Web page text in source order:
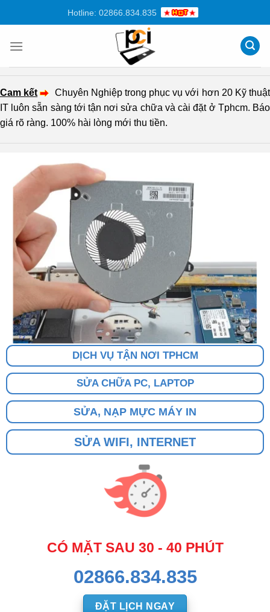
dung
Hotline: 02866.834.835
Cam kết
Chuyên Nghiệp trong phục vụ với hơn 20 Kỹ thuật
IT luôn sẵn sàng tới tận nơi sửa chữa và cài đặt ở Tphcm. Báo
giá rõ ràng. 100% hài lòng mới thu tiền.
DỊCH VỤ TẬN NƠI TPHCM
SỬA CHỮA PC, LAPTOP
SỬA, NẠP MỰC MÁY IN
SỬA WIFI, INTERNET
CÓ MẶT SAU 30 - 40 PHÚT
02866.834.835
ĐẶT LỊCH NGAY